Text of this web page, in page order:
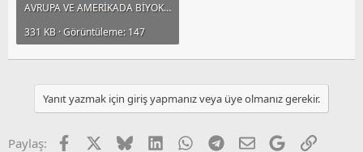
AVRUPA VE AMERİKADA BİYOKATILAR VE İŞLEMLERİ.doc
331 KB · Görüntüleme: 147
Yanıt yazmak için giriş yapmanız veya üye olmanız gerekir.
Paylaş: Facebook BlueskyLinkedInWhatsApp
Telegram
E-postaGoogleLink